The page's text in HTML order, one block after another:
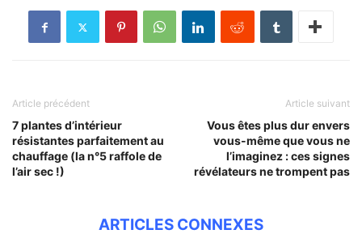
Article précédent
7 plantes d’intérieur
résistantes parfaitement au
chauffage (la n°5 raffole de
l’air sec !)
Article suivant
Vous êtes plus dur envers
vous-même que vous ne
l’imaginez : ces signes
révélateurs ne trompent pas
ARTICLES CONNEXES